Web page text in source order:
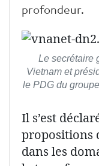
profondeur.
Le secrétaire
Vietnam et
le PDG du
Il s’est
propositions
dans les